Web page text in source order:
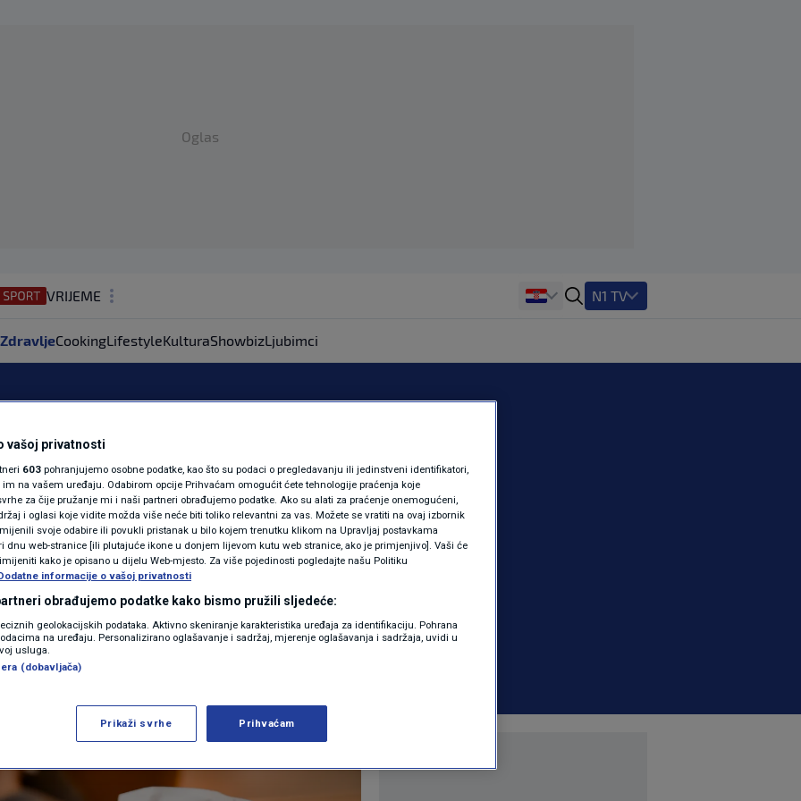
Oglas
VRIJEME
REGIJA
MAGAZIN
KOLUMNE
N1(DIS)INFO
KLIMATSKE PROMJENE
FOTO
VIDEO
N1 TV
ZdravljeCookingLifestyleKulturaShowbizLjubimci
koronom.
covid od gripe?
21:40 ZDRAVLJE | 0 komentara
Više
vašoj privatnosti
603 pohranjujemo osobne podatke, kao što su podaci o pregledavanju ili jedinstveni identifikatori,
na vašem uređaju. Odabirom opcije Prihvaćam omogućit ćete tehnologije praćenja koje
za čije pružanje mi i naši partneri obrađujemo podatke. Ako su alati za praćenje onemogućeni,
i oglasi koje vidite možda više neće biti toliko relevantni za vas. Možete se vratiti na ovaj izbornik
svoje odabire ili povukli pristanak u bilo kojem trenutku klikom na Upravljaj postavkama
dnu web-stranice [ili plutajuće ikone u donjem lijevom kutu web stranice, ako je primjenjivo]. Vaši će
kako je opisano u dijelu Web-mjesto. Za više pojedinosti pogledajte našu Politiku
informacije o vašoj privatnosti
obrađujemo podatke kako bismo pružili sljedeće:
geolokacijskih podataka. Aktivno skeniranje karakteristika uređaja za identifikaciju. Pohrana
na uređaju. Personalizirano oglašavanje i sadržaj, mjerenje oglašavanja i sadržaja, uvidi u
usluga.
(dobavljača)
Prikaži svrhe Prihvaćam